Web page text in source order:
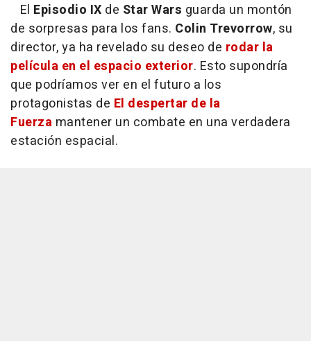
El Episodio IX de Star Wars guarda un montón
de sorpresas para los fans. Colin Trevorrow, su
director, ya ha revelado su deseo de rodar la
película en el espacio exterior. Esto supondría
que podríamos ver en el futuro a los
protagonistas de El despertar de la
Fuerza mantener un combate en una verdadera
estación espacial.